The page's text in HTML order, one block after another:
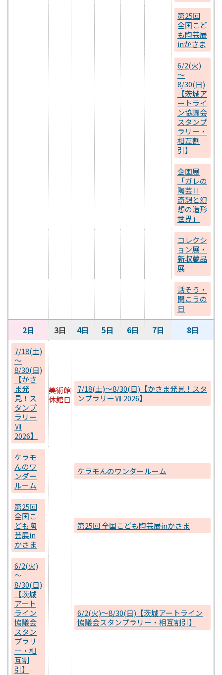
第25回
全国こど
も陶芸展
inかさま
6/2(火)
～
8/30(日)
【茨城ア
ートライ
ン協議会
スタンプ
ラリー・
相互割
引】
企画展
「ガレの
陶芸Ⅱ
奇想と幻
想の造形
世界」
コレクシ
ョン展・
新収蔵品
展
話そう・
聞こうの
日
2日 3日 4日 5日 6日 7日 8日
7/18(土)
～
8/30(日)
【かさ
ま発
見！ス
タンプ
ラリー
Ⅶ
2026】
美術館
休館日
7/18(土)～8/30(日)【かさま発見！スタ
ンプラリーⅦ 2026】
ケラモ
んのワ
ンダー
ルーム
ケラモんのワンダールーム
第25回
全国こ
ども陶
芸展in
かさま
第25回 全国こども陶芸展inかさま
6/2(火)
～
8/30(日)
【茨城
アート
ライン
協議会
スタン
プラリ
ー・相
互割
引】
6/2(火)～8/30(日)【茨城アートライン
協議会スタンプラリー・相互割引】